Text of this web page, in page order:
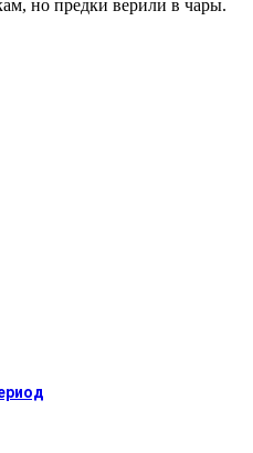
но предки верили в чары.